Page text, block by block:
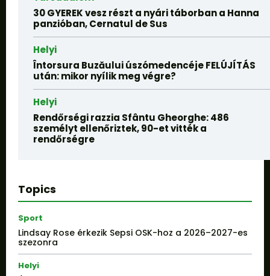
30 GYEREK vesz részt a nyári táborban a Hanna
panzióban, Cernatul de Sus
Helyi
Întorsura Buzăului úszómedencéje FELÚJÍTÁS
után: mikor nyílik meg végre?
Helyi
Rendőrségi razzia Sfântu Gheorghe: 486
személyt ellenőriztek, 90-et vitték a
rendőrségre
Topics
Sport
Lindsay Rose érkezik Sepsi OSK-hoz a 2026–2027-es
szezonra
Helyi